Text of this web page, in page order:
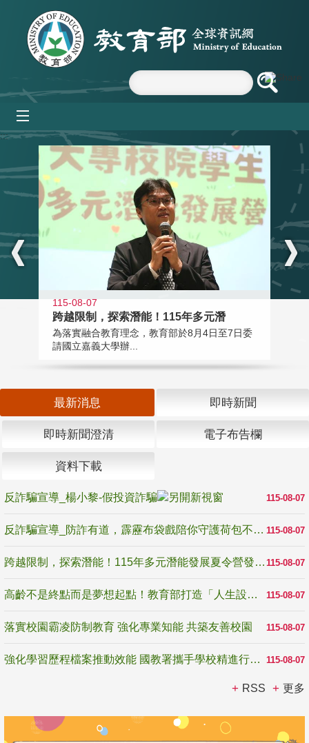
跳到主要內容區塊
:::
115-08-07
跨越限制，探索潛能！115年多元潛
為落實融合教育理念，教育部於8月4日至7日委
請國立嘉義大學辦...
最新消息 即時新聞
即時新聞澄清 電子布告欄
資料下載
115-08-07
反詐騙宣導_楊小黎-假投資詐騙
115-08-07
反詐騙宣導_防詐有道，霹靂布袋戲陪你守護荷包不受騙
115-08-07
跨越限制，探索潛能！115年多元潛能發展夏令營發掘生命無限可能
115-08-07
高齡不是終點而是夢想起點！教育部打造「人生設計夢工場」 參展第3屆高齡健康產業博覽會
115-08-07
落實校園霸凌防制教育 強化專業知能 共築友善校園
115-08-07
強化學習歷程檔案推動效能 國教署攜手學校精進行政與教學支持
RSS 更多